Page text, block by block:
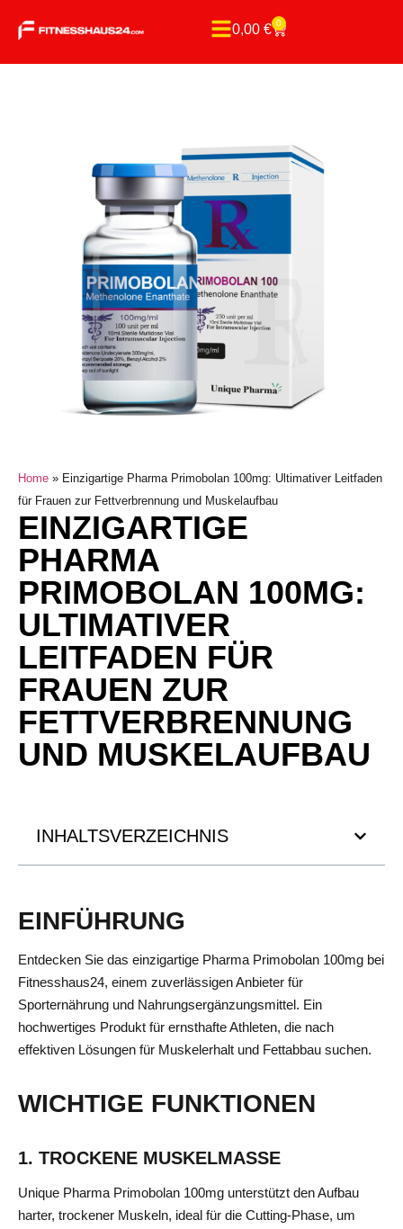
0,00 € 0
Home » Einzigartige Pharma Primobolan 100mg: Ultimativer Leitfaden
für Frauen zur Fettverbrennung und Muskelaufbau
EINZIGARTIGE
PHARMA
PRIMOBOLAN 100MG:
ULTIMATIVER
LEITFADEN FÜR
FRAUEN ZUR
FETTVERBRENNUNG
UND MUSKELAUFBAU
INHALTSVERZEICHNIS
EINFÜHRUNG
Entdecken Sie das einzigartige Pharma Primobolan 100mg bei
Fitnesshaus24, einem zuverlässigen Anbieter für
Sporternährung und Nahrungsergänzungsmittel. Ein
hochwertiges Produkt für ernsthafte Athleten, die nach
effektiven Lösungen für Muskelerhalt und Fettabbau suchen.
WICHTIGE FUNKTIONEN
1. TROCKENE MUSKELMASSE
Unique Pharma Primobolan 100mg unterstützt den Aufbau
harter, trockener Muskeln, ideal für die Cutting-Phase, um